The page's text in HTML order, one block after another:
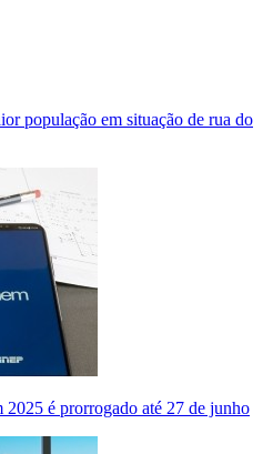
população em situação de rua do
2025 é prorrogado até 27 de junho